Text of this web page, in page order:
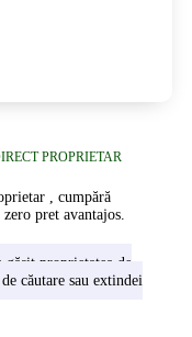
PROPRIETAR
, cumpără
pret avantajos.
proprietatea de
căutare sau extindei